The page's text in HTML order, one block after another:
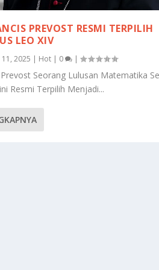
PREVOST RESMI TERPILIH
LEO XIV
11, 2025 | Hot | 0 |
Seorang Lulusan Matematika
Resmi Terpilih Menjadi...